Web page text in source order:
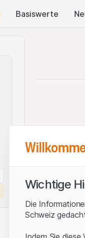
Basis​werte
Wichtige
Die
Schweiz